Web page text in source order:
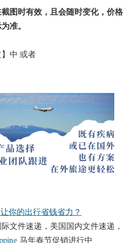
图时有效，且会随时变化，价格
准。
中 或者
你的出行省钱省力？
文件速递，美国国内文件速递，
马年春节促销进行中